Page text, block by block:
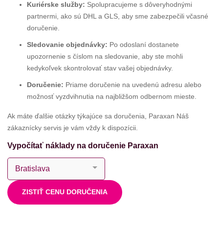
Kuriérske služby: Spolupracujeme s dôveryhodnými
partnermi, ako sú DHL a GLS, aby sme zabezpečili včasné
doručenie.
Sledovanie objednávky: Po odoslaní dostanete
upozornenie s číslom na sledovanie, aby ste mohli
kedykoľvek skontrolovať stav vašej objednávky.
Doručenie: Priame doručenie na uvedenú adresu alebo
možnosť vyzdvihnutia na najbližšom odbernom mieste.
Ak máte ďalšie otázky týkajúce sa doručenia, Paraxan Náš
zákaznícky servis je vám vždy k dispozícii.
Vypočítať náklady na doručenie Paraxan
ZISTIŤ CENU DORUČENIA